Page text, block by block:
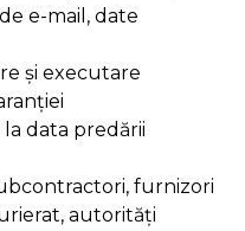
e-mail, date
și executare
data predării
furnizori
autorități